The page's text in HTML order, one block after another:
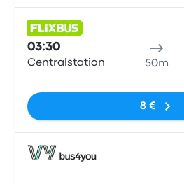
03:30
Centralstation 50m
8 €